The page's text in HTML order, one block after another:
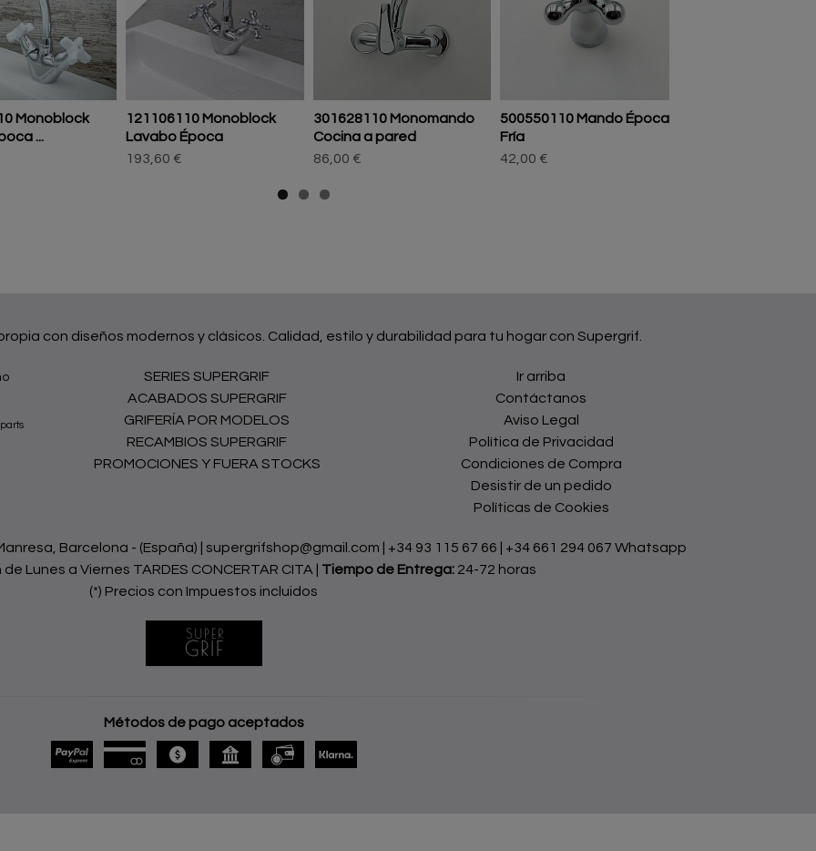
Monoblock
...
121106110 Monoblock
Lavabo Época
193,60 €
301628110 Monomando
Cocina a pared
86,00 €
500550110 Mando Época
Fría
42,00 €
con diseños modernos y clásicos. Calidad, estilo y durabilidad para tu hogar con Supergrif.
SERIES SUPERGRIF
ACABADOS SUPERGRIF
GRIFERÍA POR MODELOS
RECAMBIOS SUPERGRIF
PROMOCIONES Y FUERA STOCKS
Ir arriba
Contáctanos
Aviso Legal
Política de Privacidad
Condiciones de Compra
Desistir de un pedido
Políticas de Cookies
Barcelona - (España) | supergrifshop@gmail.com | +34 93 115 67 66
+34 661 294 067 Whatsapp
Lunes a Viernes TARDES CONCERTAR CITA | Tiempo de Entrega: 24-72 horas
(*) Precios con Impuestos incluidos
Métodos de pago aceptados